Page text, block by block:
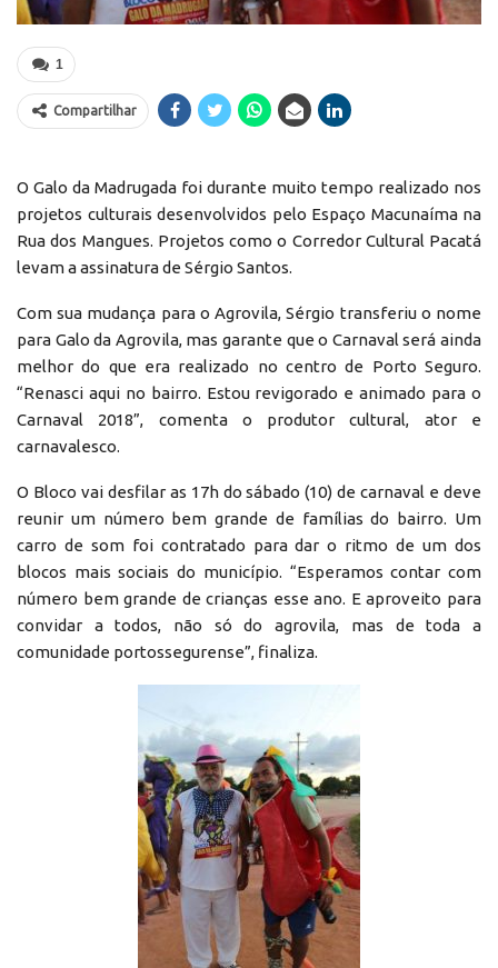
1
Compartilhar
O Galo da Madrugada foi durante muito tempo realizado nos
projetos culturais desenvolvidos pelo Espaço Macunaíma na
Rua dos Mangues. Projetos como o Corredor Cultural Pacatá
levam a assinatura de Sérgio Santos.
Com sua mudança para o Agrovila, Sérgio transferiu o nome
para Galo da Agrovila, mas garante que o Carnaval será ainda
melhor do que era realizado no centro de Porto Seguro.
“Renasci aqui no bairro. Estou revigorado e animado para o
Carnaval 2018”, comenta o produtor cultural, ator e
carnavalesco.
O Bloco vai desfilar as 17h do sábado (10) de carnaval e deve
reunir um número bem grande de famílias do bairro. Um
carro de som foi contratado para dar o ritmo de um dos
blocos mais sociais do município. “Esperamos contar com
número bem grande de crianças esse ano. E aproveito para
convidar a todos, não só do agrovila, mas de toda a
comunidade portossegurense”, finaliza.